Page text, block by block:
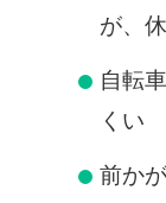
が、
自転
くい
前か